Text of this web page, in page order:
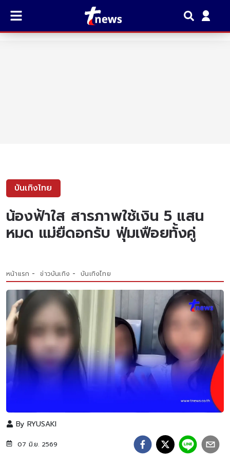
บันเทิงไทย
น้องฟ้าใส สารภาพใช้เงิน 5 แสน
หมด แม่ยืดอกรับ ฟุ่มเฟือยทั้งคู่
หน้าแรก ข่าวบันเทิง บันเทิงไทย
By RYUSAKI
07 มิ.ย. 2569